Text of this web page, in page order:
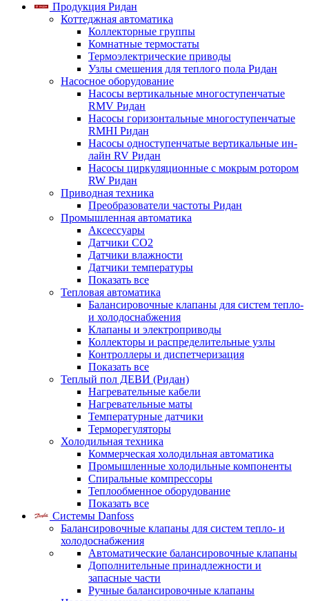
Продукция Ридан
Коттеджная автоматика
Коллекторные группы
Комнатные термостаты
Термоэлектрические приводы
Узлы смешения для теплого пола Ридан
Насосное оборудование
Насосы вертикальные многоступенчатые
RMV Ридан
Насосы горизонтальные многоступенчатые
RMHI Ридан
Насосы одноступенчатые вертикальные ин-
лайн RV Ридан
Насосы циркуляционные с мокрым ротором
RW Ридан
Приводная техника
Преобразователи частоты Ридан
Промышленная автоматика
Аксессуары
Датчики CO2
Датчики влажности
Датчики температуры
Показать все
Тепловая автоматика
Балансировочные клапаны для систем тепло-
и холодоснабжения
Клапаны и электроприводы
Коллекторы и распределительные узлы
Контроллеры и диспетчеризация
Показать все
Теплый пол ДЕВИ (Ридан)
Нагревательные кабели
Нагревательные маты
Температурные датчики
Терморегуляторы
Холодильная техника
Коммерческая холодильная автоматика
Промышленные холодильные компоненты
Спиральные компрессоры
Теплообменное оборудование
Показать все
Системы Danfoss
Балансировочные клапаны для систем тепло- и
холодоснабжения
Автоматические балансировочные клапаны
Дополнительные принадлежности и
запасные части
Ручные балансировочные клапаны